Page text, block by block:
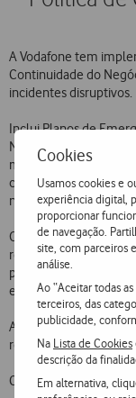
Cookies
Usamos cookies e
experiência digital,
proporcionar
de navegação.
site, com parceiros
análise.
Ao “Aceitar todas
terceiros, das
publicidade,
Na Lista de Cookies
descrição da
Em alternativa,
A Vodafone tem
Continuidade do
incidentes disruptivos.
Inclui Planos de
Negócio, que visam
mesmo nas
clientes possam
necessidades de
Os Planos de
regularmente e
para assegurar que
estabelecidas pela
A Vodafone adota os
relativas à gestão da
Consulte aPolítica